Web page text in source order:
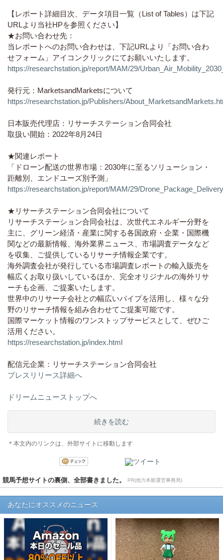
【レポート詳細目次、データ項目一覧（List of Tables）は下記
URLより当社HPを参照ください】
★お問い合わせ先：
当レポートへのお問い合わせは、下記URLより「お問い合わ
せフォーム」アイコンクリックにてお願いいたします。
https://researchstation.jp/report/MAM/29/
発行元：MarketsandMarketsについて
https://researchstation.jp/Publishers/
日本販売代理店：リサーチステーション合同会社
取扱い開始：2022年8月24日
★関連レポート
「ドローン配送の世界市場：2030年に至るソリューション・
距離別、エンドユーズ別予測」
https://researchstation.jp/report/MAM/29/
★リサーチステーション合同会社について
リサーチステーション合同会社は、次世代エネルギー分野を
主に、グリーン経済・産業に関する各国政府・企業・国際機
関などの最新情報、海外業界ニュース、市場調査データなど
を収集、ご提供しているリサーチ情報企業です。
海外調査会社が発行している市場調査レポートの輸入販売を
幅広くお取り扱いしているほか、完全オリジナルの海外リサ
ーチも企画、ご提案いたします。
世界中のリサーチ会社との幅広いパイプを活用し、様々な分
野のリサーチ情報を組み合わせてご提案可能です。
国際マーケット情報のワンストップサービスとして、ぜひご
活用ください。
https://researchstation.jp/index.html
配信元企業：リサーチステーション合同会社
プレスリリース詳細へ
ドリームニューストップへ
続きを読む
＊本文内のリンクは、外部サイトに移動します
競馬予想サイトの裏側、全部書きました。 PR(他力本願運営事務局)
あなたにオススメのニュース